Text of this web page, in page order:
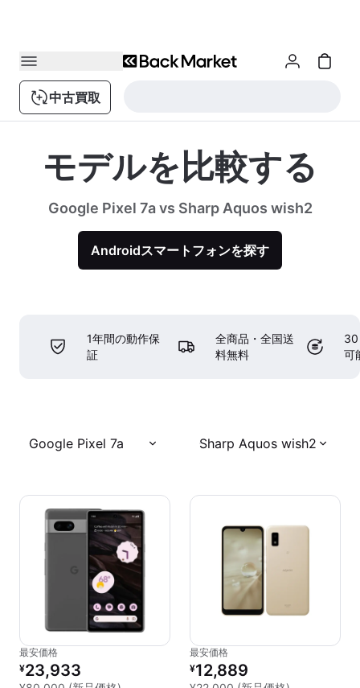
中古買取
モデルを比較する
Google Pixel 7a vs Sharp Aquos wish2
Androidスマートフォンを探す
1年間の動作保
証
全商品・全国送
料無料
30
可
Google Pixel 7a Sharp Aquos wish2
最安価格
リファービッシュ品の価格：
¥23,933
最安価格
リファービッシュ品の価格：
¥12,889